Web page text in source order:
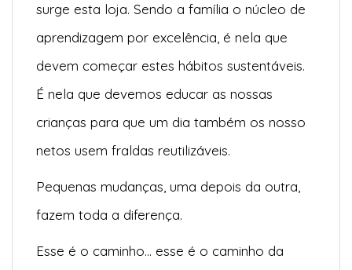
surge esta loja. Sendo a família o núcleo de
aprendizagem por excelência, é nela que
devem começar estes hábitos sustentáveis.
É nela que devemos educar as nossas
crianças para que um dia também os nosso
netos usem fraldas reutilizáveis.
Pequenas mudanças, uma depois da outra,
fazem toda a diferença.
Esse é o caminho… esse é o caminho da